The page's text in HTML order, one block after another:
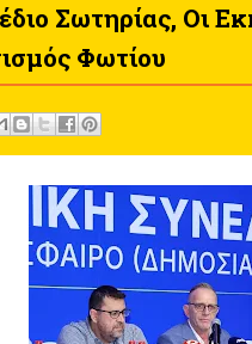
Σωτηρίας, Οι
Φωτίου